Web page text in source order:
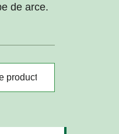
de arce.